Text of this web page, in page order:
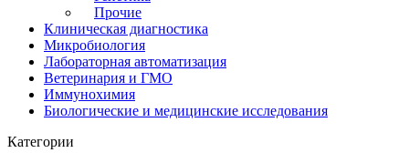
Прочие
Клиническая диагностика
Микробиология
Лабораторная автоматизация
Ветеринария и ГМО
Иммунохимия
Биологические и медицинские исследования
Категории